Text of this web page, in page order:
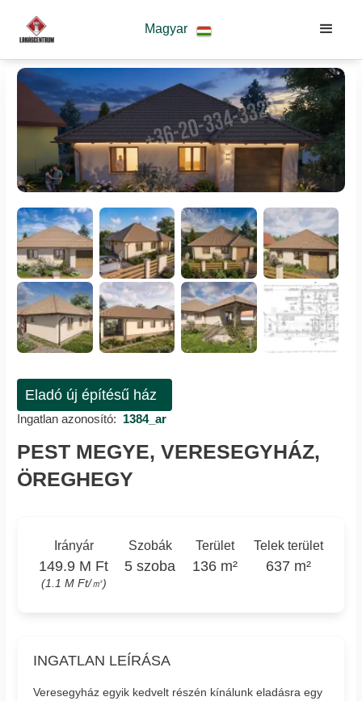
Magyar
Eladó új építésű ház
Ingatlan azonosító: 1384_ar
PEST MEGYE, VERESEGYHÁZ,
ÖREGHEGY
Irányár
149.9 M Ft
(1.1 M Ft/㎡)
Szobák
5 szoba
Terület
136 m²
Telek terület
637 m²
INGATLAN LEÍRÁSA
Veresegyház egyik kedvelt részén kínálunk eladásra egy